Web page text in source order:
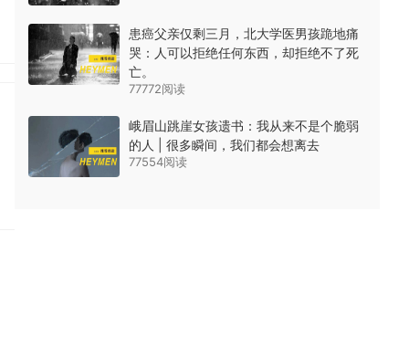
患癌父亲仅剩三月，北大学医男孩跪地痛
哭：人可以拒绝任何东西，却拒绝不了死
亡。
77772阅读
峨眉山跳崖女孩遗书：我从来不是个脆弱
的人 | 很多瞬间，我们都会想离去
77554阅读